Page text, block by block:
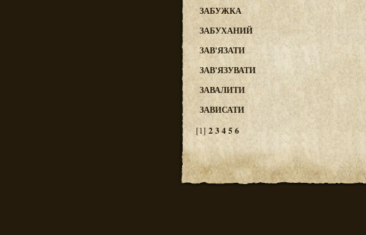
ЗАБУЖКА
ЗАБУХАНИЙ
ЗАВ'ЯЗАТИ
ЗАВ'ЯЗУВАТИ
ЗАВАЛИТИ
ЗАВИСАТИ
[1] 23456